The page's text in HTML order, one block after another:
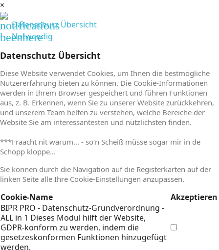
×
notifications
Datenschutz Übersicht
beenhere
Notwendig
Datenschutz Übersicht
Diese Website verwendet Cookies, um Ihnen die bestmögliche
Nutzererfahrung bieten zu können. Die Cookie-Informationen
werden in Ihrem Browser gespeichert und führen Funktionen
aus, z. B. Erkennen, wenn Sie zu unserer Website zurückkehren,
und unserem Team helfen zu verstehen, welche Bereiche der
Website Sie am interessantesten und nützlichsten finden.
***Fraacht nit warum... - so'n Scheiß müsse sogar mir in de
Schopp kloppe...
Sie können durch die Navigation auf die Registerkarten auf der
linken Seite alle Ihre Cookie-Einstellungen anzupassen.
Cookie-Name
Akzeptieren
BIPR PRO - Datenschutz-Grundverordnung -
ALL in 1 Dieses Modul hilft der Website,
GDPR-konform zu werden, indem die
gesetzeskonformen Funktionen hinzugefügt
werden.